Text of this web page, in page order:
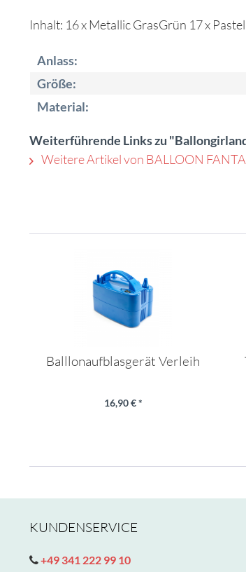
Inhalt: 16 x Metallic GrasGrün 17 x
Anlass:
Größe:
Material:
Weiterführende Links zu
Weitere Artikel von BALLOON
Balllonaufblasgerät Verleih
16,90 € *
KUNDENSERVICE
+49 341 222 99 10